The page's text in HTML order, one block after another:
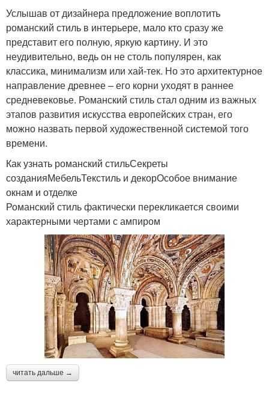
Услышав от дизайнера предложение воплотить
романский стиль в интерьере, мало кто сразу же
представит его полную, яркую картину. И это
неудивительно, ведь он не столь популярен, как
классика, минимализм или хай-тек. Но это архитектурное
направление древнее – его корни уходят в раннее
средневековье. Романский стиль стал одним из важных
этапов развития искусства европейских стран, его
можно назвать первой художественной системой того
времени.
Как узнать романский стильСекреты
созданияМебельТекстиль и декорОсобое внимание
окнам и отделке
Романский стиль фактически перекликается своими
характерными чертами с ампиром
читать дальше →